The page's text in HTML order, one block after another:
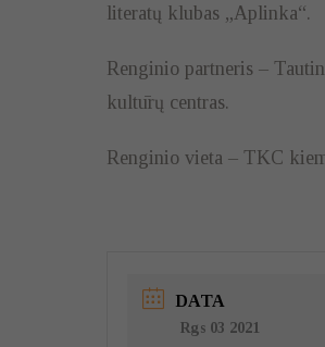
literatų klubas „Aplinka“.
Renginio partneris –
kultūrų centras.
Renginio vieta – TKC
DATA
Rgs 03 2021